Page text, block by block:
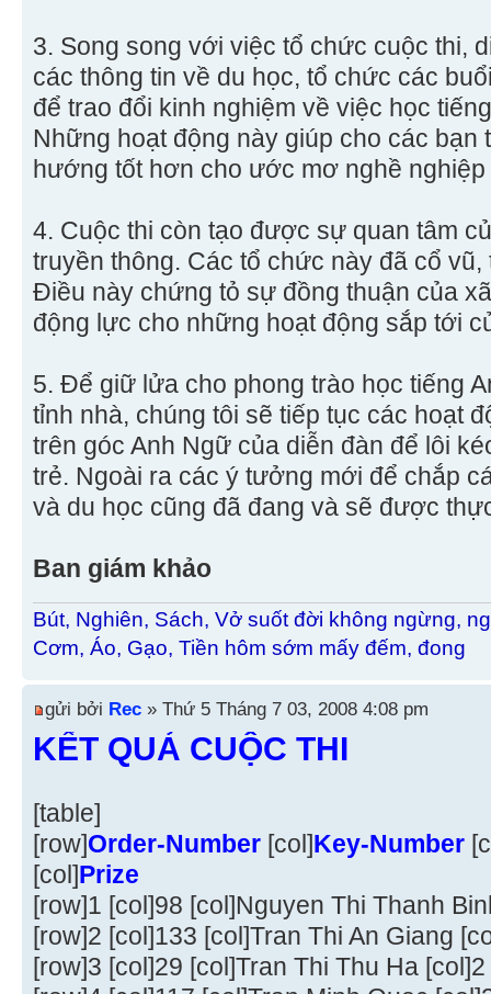
3. Song song với việc tổ chức cuộc thi,
các thông tin về du học, tổ chức các
để trao đổi kinh nghiệm về việc học
Những hoạt động này giúp cho các bạn
hướng tốt hơn cho ước mơ nghề
4. Cuộc thi còn tạo được sự quan tâm
truyền thông. Các tổ chức này đã cổ
Điều này chứng tỏ sự đồng thuận của
động lực cho những hoạt động sắp tới
5. Để giữ lửa cho phong trào học tiếng
tỉnh nhà, chúng tôi sẽ tiếp tục các hoạt
trên góc Anh Ngữ của diễn đàn để lôi
trẻ. Ngoài ra các ý tưởng mới để chắp
và du học cũng đã đang và sẽ được
Ban giám khảo
Bút, Nghiên, Sách, Vở suốt đời không ngừng,
Cơm, Áo, Gạo, Tiền hôm sớm mấy đếm, đong
gửi bởi Rec » Thứ 5 Tháng 7 03, 2008 4:08 pm
KẾT QUẢ CUỘC THI
[table]
[row]Order-Number [col]Key-Number
[col]Prize
[row]1 [col]98 [col]Nguyen Thi Thanh
[row]2 [col]133 [col]Tran Thi An Giang
[row]3 [col]29 [col]Tran Thi Thu Ha